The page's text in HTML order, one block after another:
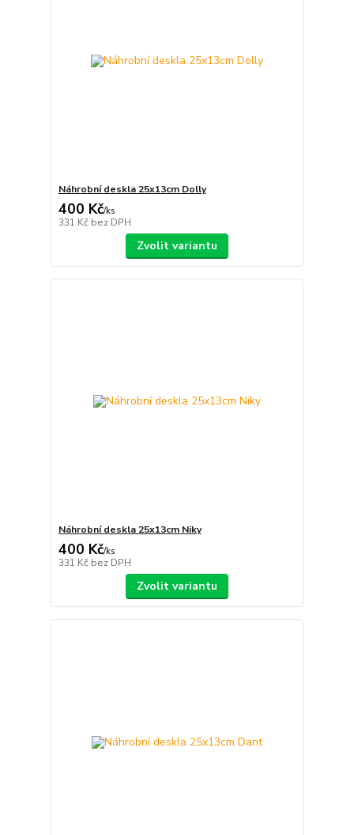
Náhrobní deskla 25x13cm Dolly
400 Kč/ks
331 Kč bez DPH
Zvolit variantu
Náhrobní deskla 25x13cm Niky
400 Kč/ks
331 Kč bez DPH
Zvolit variantu